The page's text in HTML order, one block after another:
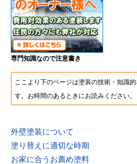
専門知識なので注意書き
ここより下のページは塗装の技術・知識
す。お時間のあるときにお読みください。
外壁塗装について
塗り替えに適切な時期
お家に合うお薦め塗料